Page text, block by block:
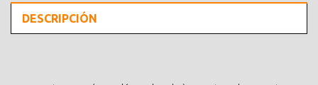
DESCRIPCIÓN